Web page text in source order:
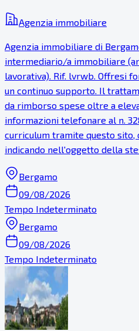
Agenzia immobiliare
Agenzia immobiliare di
intermediario/a immobiliare
lavorativa). Rif. lvrwb. Offresi
un continuo supporto. Il
da rimborso spese oltre a
informazioni telefonare al n.
curriculum tramite questo
indicando nell'oggetto della
Bergamo
09/08/2026
Tempo Indeterminato
Bergamo
09/08/2026
Tempo Indeterminato